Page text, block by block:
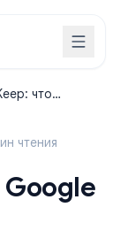
что
чтения
Google